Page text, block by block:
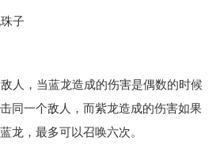
子
人，当蓝龙造成的伤害是偶数的时候
同一个敌人，而紫龙造成的伤害如果
龙，最多可以召唤六次。